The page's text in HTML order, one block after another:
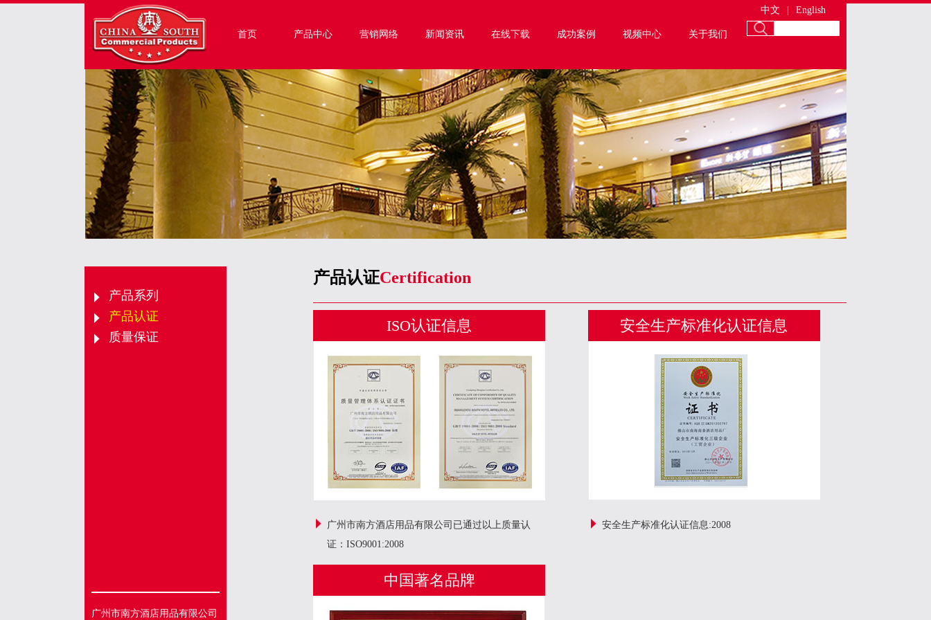
首页 产品中心 营销网络 新闻资讯 在线下载 成功案例 视频中心 关于我们
中文 English
产品系列
产品认证
质量保证
广州市南方酒店用品有限公司
产品认证Certification
ISO认证信息
广州市南方酒店用品有限公司已通过以上质量认
证：ISO9001:2008
安全生产标准化认证信息
安全生产标准化认证信息:2008
中国著名品牌